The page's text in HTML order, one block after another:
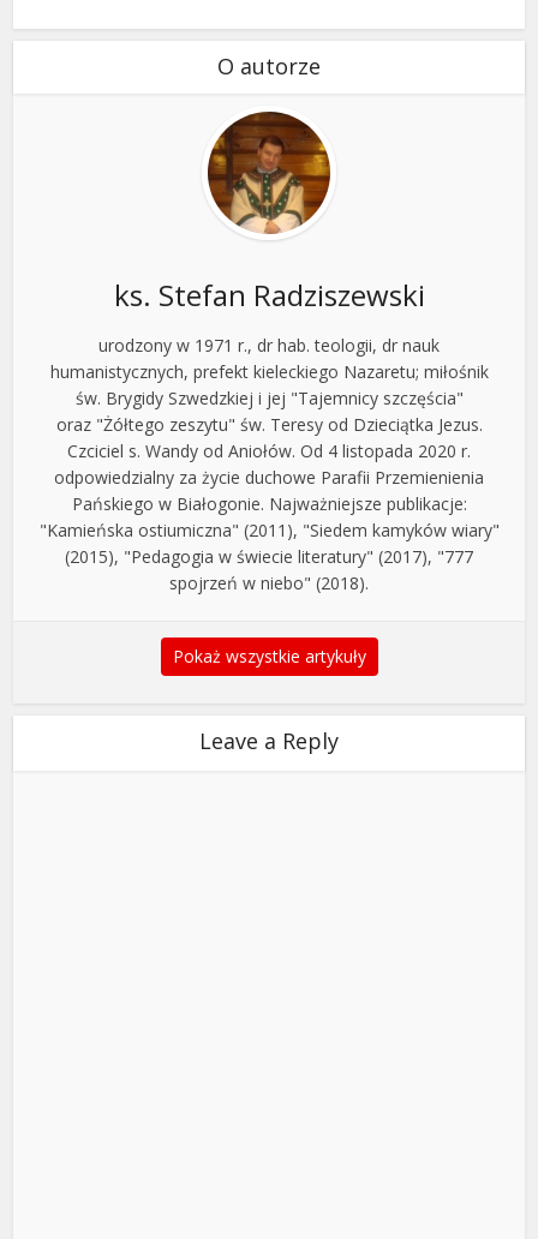
O autorze
ks. Stefan Radziszewski
urodzony w 1971 r., dr hab. teologii, dr nauk
humanistycznych, prefekt kieleckiego Nazaretu; miłośnik
św. Brygidy Szwedzkiej i jej "Tajemnicy szczęścia"
oraz "Żółtego zeszytu" św. Teresy od Dzieciątka Jezus.
Czciciel s. Wandy od Aniołów. Od 4 listopada 2020 r.
odpowiedzialny za życie duchowe Parafii Przemienienia
Pańskiego w Białogonie. Najważniejsze publikacje:
"Kamieńska ostiumiczna" (2011), "Siedem kamyków wiary"
(2015), "Pedagogia w świecie literatury" (2017), "777
spojrzeń w niebo" (2018).
Pokaż wszystkie artykuły
Leave a Reply